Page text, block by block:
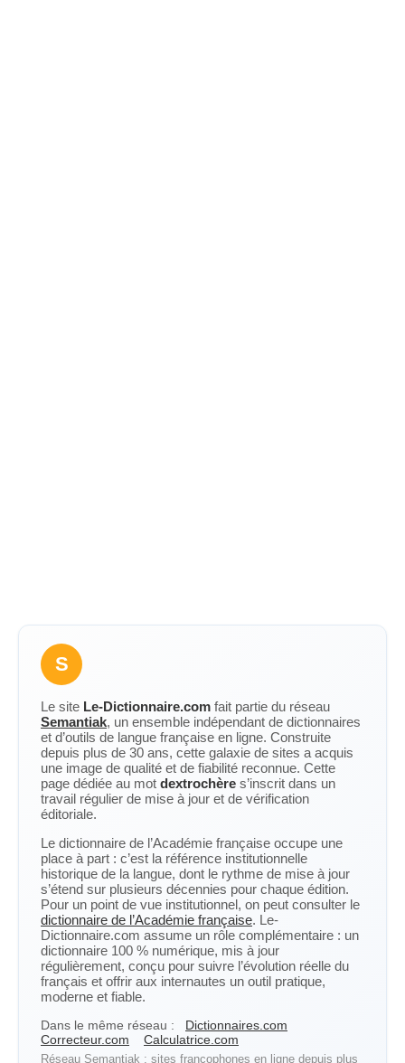
S
Le site Le-Dictionnaire.com fait partie du réseau
Semantiak, un ensemble indépendant de dictionnaires
et d’outils de langue française en ligne. Construite
depuis plus de 30 ans, cette galaxie de sites a acquis
une image de qualité et de fiabilité reconnue. Cette
page dédiée au mot dextrochère s’inscrit dans un
travail régulier de mise à jour et de vérification
éditoriale.
Le dictionnaire de l’Académie française occupe une
place à part : c’est la référence institutionnelle
historique de la langue, dont le rythme de mise à jour
s’étend sur plusieurs décennies pour chaque édition.
Pour un point de vue institutionnel, on peut consulter le
dictionnaire de l’Académie française. Le-
Dictionnaire.com assume un rôle complémentaire : un
dictionnaire 100 % numérique, mis à jour
régulièrement, conçu pour suivre l’évolution réelle du
français et offrir aux internautes un outil pratique,
moderne et fiable.
Dans le même réseau :
Dictionnaires.com
Correcteur.com
Calculatrice.com
Réseau Semantiak : sites francophones en ligne depuis plus